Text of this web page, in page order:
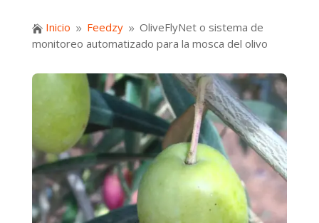
 Inicio 9 Feedzy 9 OliveFlyNet o sistema de
monitoreo automatizado para la mosca del olivo